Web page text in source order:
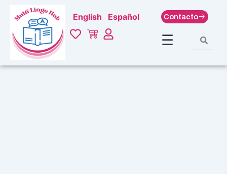
contenido
English Español Contacto
☰